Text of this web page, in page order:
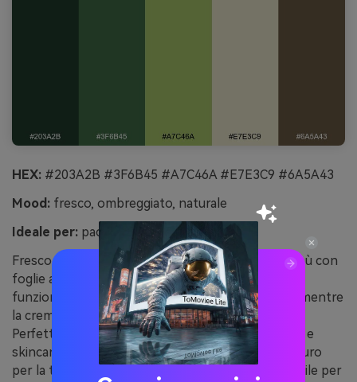
HEX: #203A2B #3F6B45 #A7C46A #E7E3C9 #6A5A43
Mood: fresco, ombreggiato, naturale
Ideale per: packaging eco-friendly
Fresco e ombreggiato, richiama boschetti di bambù con
foglie al sole e steli terrigni. Il giallo-verde chiaro
funziona bene come colore di brand amichevole, mentre
la crema mantiene le etichette leggibili e premium.
Perfetto per packaging sostenibile, prodotti da tè e
skincare naturale. Consiglio: stampa il verde più scuro
per la tipografia e usa il marrone come bordo sottile per